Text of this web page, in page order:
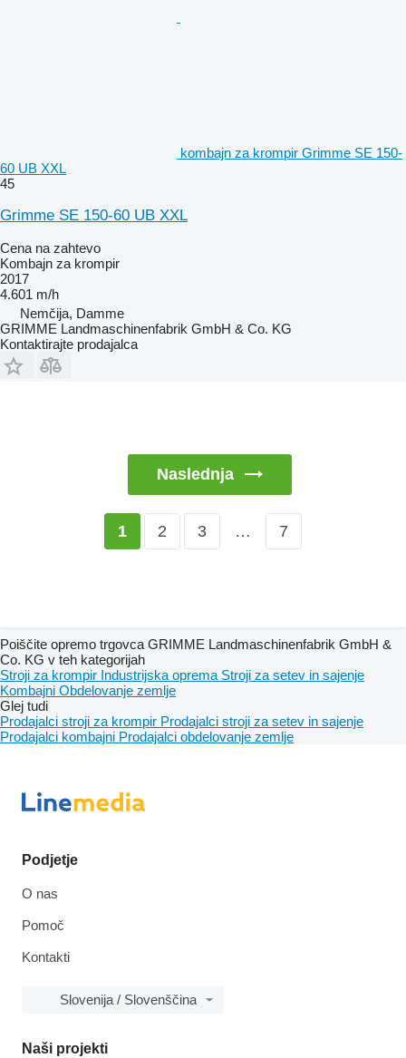
kombajn za krompir Grimme SE 150-
60 UB XXL
45
Grimme SE 150-60 UB XXL
Cena na zahtevo
Kombajn za krompir
2017
4.601 m/h
Nemčija, Damme
GRIMME Landmaschinenfabrik GmbH & Co. KG
Kontaktirajte prodajalca
Naslednja
1 2 3 … 7
Poiščite opremo trgovca GRIMME Landmaschinenfabrik GmbH &
Co. KG v teh kategorijah
Stroji za krompir Industrijska oprema Stroji za setev in sajenje
Kombajni Obdelovanje zemlje
Glej tudi
Prodajalci stroji za krompir Prodajalci stroji za setev in sajenje
Prodajalci kombajni Prodajalci obdelovanje zemlje
Podjetje
O nas
Pomoč
Kontakti
Slovenija / Slovenščina
Naši projekti